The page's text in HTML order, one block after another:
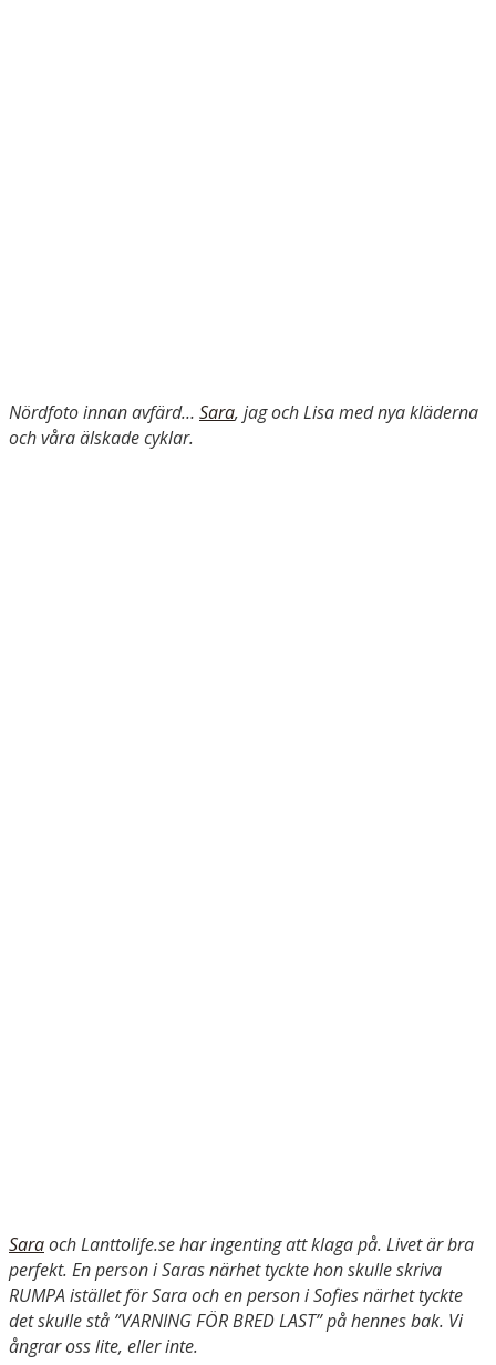
Nördfoto innan avfärd… Sara, jag och Lisa med nya kläderna
och våra älskade cyklar.
Saraoch Lanttolife.se har ingenting att klaga på. Livet är bra
perfekt. En person i Saras närhet tyckte hon skulle skriva
RUMPA istället för Sara och en person i Sofies närhet tyckte
det skulle stå ”VARNING FÖR BRED LAST” på hennes bak. Vi
ångrar oss lite, eller inte.